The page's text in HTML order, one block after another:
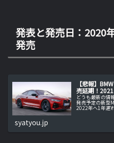
発表と発売日：2020
発売
【悲報】
売延期！
どうも最新の情
発売予定の新型
2022年へ1年遅
syatyou.jp